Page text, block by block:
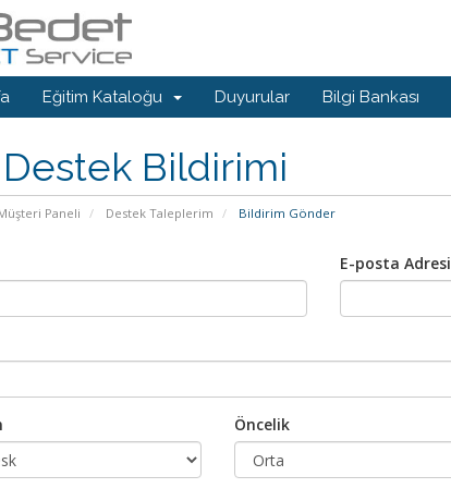
Eğitim Kataloğu Duyurular Bilgi Bankası
Bildirimi
Paneli Destek Taleplerim Bildirim Gönder
E-posta Adresi
Öncelik